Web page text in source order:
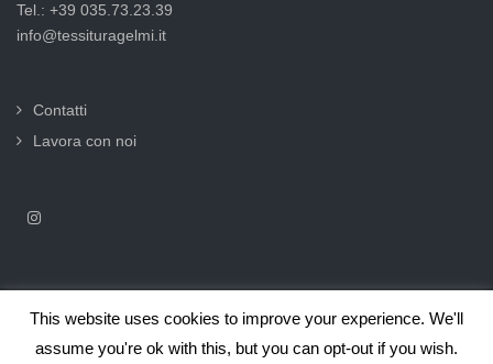
Tel.: +39 035.73.23.39
info@tessituragelmi.it
Contatti
Lavora con noi
2025© Tessitura F.lli Gelmi Srl ‐ CF / P.Iva 02375000169 | Informativa
privacy per clienti e fornitori |Privacy & Cookie Law
This website uses cookies to improve your experience. We'll
assume you're ok with this, but you can opt-out if you wish.